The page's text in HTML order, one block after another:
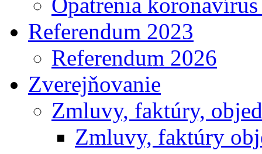
Opatrenia
Referendum 2023
Referendum 2026
Zverejňovanie
Zmluvy, faktúry,
Zmluvy, faktúry